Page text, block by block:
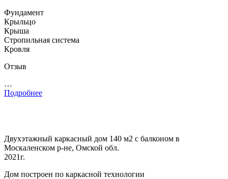
Фундамент
Крыльцо
Крыша
Стропильная система
Кровля
Отзыв
…
Подробнее
Двухэтажный каркасный дом 140 м2 с балконом в
Москаленском р-не, Омской обл.
2021г.
Дом построен по каркасной технологии